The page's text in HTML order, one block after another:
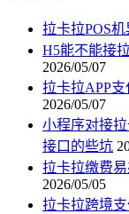
拉卡拉POS
H5能不能接
2026/05/07
拉卡拉APP
2026/05/07
小程序对接
接口的些坑
拉卡拉缴费
2026/05/05
拉卡拉跨境